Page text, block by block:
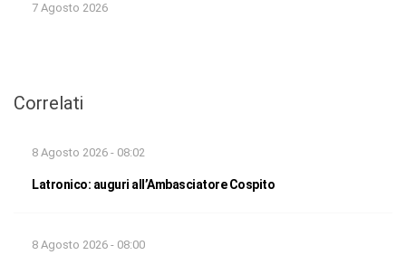
7 Agosto 2026
Correlati
8 Agosto 2026 - 08:02
Latronico: auguri all’Ambasciatore Cospito
8 Agosto 2026 - 08:00